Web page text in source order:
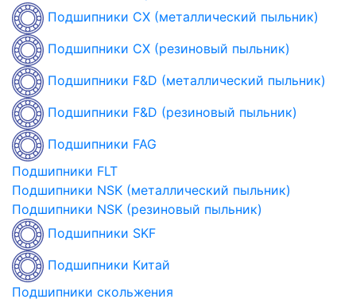
Подшипники CX (металлический пыльник)
Подшипники CX (резиновый пыльник)
Подшипники F&D (металлический пыльник)
Подшипники F&D (резиновый пыльник)
Подшипники FAG
Подшипники FLT
Подшипники NSK (металлический пыльник)
Подшипники NSK (резиновый пыльник)
Подшипники SKF
Подшипники Китай
Подшипники скольжения